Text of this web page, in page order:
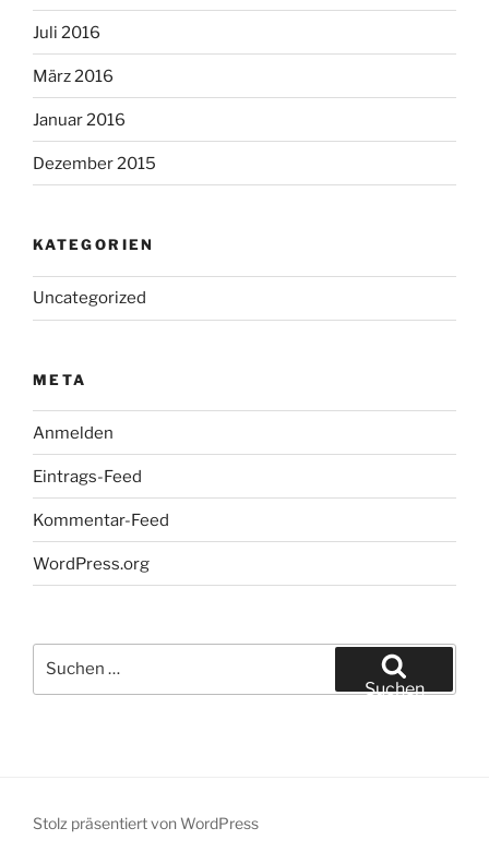
Juli 2016
März 2016
Januar 2016
Dezember 2015
KATEGORIEN
Uncategorized
META
Anmelden
Eintrags-Feed
Kommentar-Feed
WordPress.org
nach:
Suchen
Stolz präsentiert von WordPress